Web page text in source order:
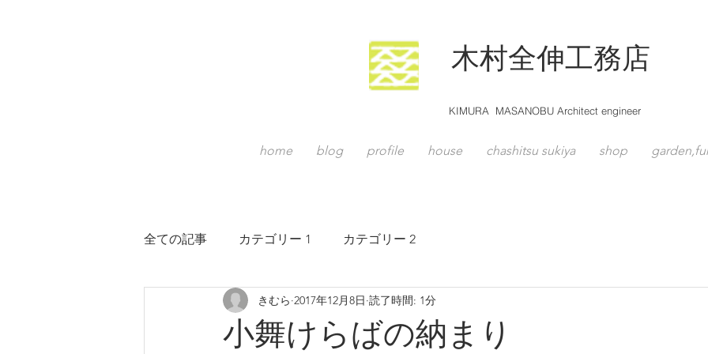
木村全伸工務店
KIMURA MASANOBU Architect engineer
home blog profile house chashitsu sukiya shop
全ての記事 カテゴリー 1 カテゴリー 2
小舞けらばの納まり
きむら 2017年12月8日 読了時間: 1分